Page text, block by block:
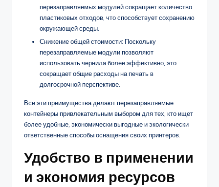
перезаправляемых модулей сокращает количество
пластиковых отходов, что способствует сохранению
окружающей среды.
Снижение общей стоимости: Поскольку
перезаправляемые модули позволяют
использовать чернила более эффективно, это
сокращает общие расходы на печать в
долгосрочной перспективе.
Все эти преимущества делают перезаправляемые
контейнеры привлекательным выбором для тех, кто ищет
более удобные, экономически выгодные и экологически
ответственные способы оснащения своих принтеров.
Удобство в применении
и экономия ресурсов